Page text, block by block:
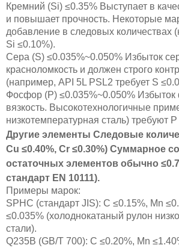
Кремний (Si) ≤0.35% Выступает в
и повышает прочность. Некоторые
добавление в следовых количествах
Si ≤0.10%).
Сера (S) ≤0.035%~0.050% Избыток
красноломкость и должен строго
(например, API 5L PSL2 требует S
Фосфор (P) ≤0.035%~0.050%
вязкость. Высокотехнологичные
низкотемпературная сталь) требуют
Другие элементы Следовые
Cu ≤0.40%, Cr ≤0.30%) Суммарное
остаточных элементов обычно
стандарт EN 10111).
Примеры марок:
SPHC (стандарт JIS): C ≤0.15%, Mn
≤0.035% (холоднокатаный рулон
стали).
Q235B (GB/T 700): C ≤0.20%, Mn